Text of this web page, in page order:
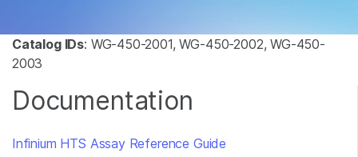
Catalog IDs: WG-450-2001, WG-450-2002, WG-450-
2003
Documentation
Infinium HTS Assay Reference Guide